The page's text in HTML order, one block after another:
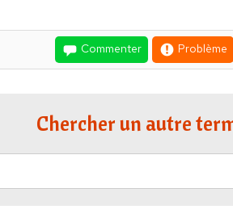
Commenter Problème
Chercher un autre